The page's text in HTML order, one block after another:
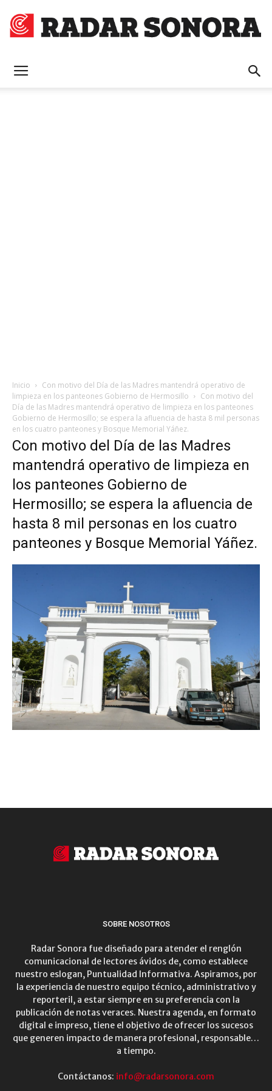
Inicio
Con motivo del Día de las Madres mantendrá operativo de
limpieza en los panteones Gobierno de Hermosillo
Con motivo del
Día de las Madres mantendrá operativo de limpieza en los panteones
Gobierno de Hermosillo; se espera la afluencia de hasta 8 mil personas
en los cuatro panteones y Bosque Memorial Yáñez.
Con motivo del Día de las Madres
mantendrá operativo de limpieza en
los panteones Gobierno de
Hermosillo; se espera la afluencia de
hasta 8 mil personas en los cuatro
panteones y Bosque Memorial Yáñez.
SOBRE NOSOTROS
Radar Sonora fue diseñado para atender el renglón
comunicacional de lectores ávidos de, como establece
nuestro eslogan, Puntualidad Informativa. Aspiramos, por
la experiencia de nuestro equipo técnico, administrativo y
reporteril, a estar siempre en su preferencia con la
publicación de notas veraces. Nuestra agenda, en formato
digital e impreso, tiene el objetivo de ofrecer los sucesos
que generen impacto de manera profesional, responsable…
a tiempo.
Contáctanos: info@radarsonora.com